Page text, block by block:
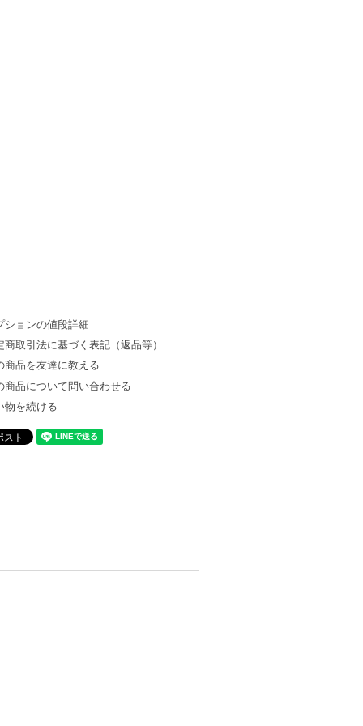
ションの値段詳細
商取引法に基づく表記（返品等）
商品を友達に教える
商品について問い合わせる
物を続ける